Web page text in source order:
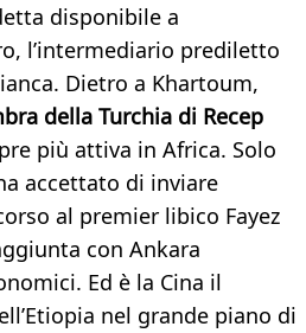
disponibile a
l’intermediario prediletto
Dietro a Khartoum,
della Turchia di Recep
più attiva in Africa. Solo
accettato di inviare
al premier libico Fayez
con Ankara
Ed è la Cina il
nel grande piano di